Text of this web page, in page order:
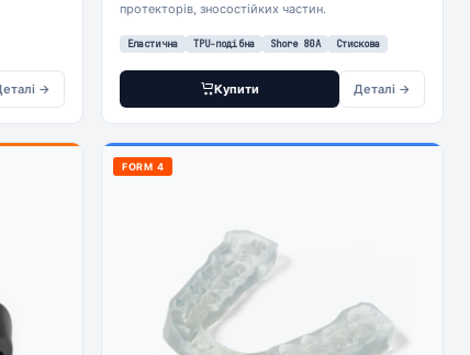
→
протекторів, зносостійких частин.
Еластична TPU-подібна Shore 80A Стискова
Купити Деталі →
FORM 4